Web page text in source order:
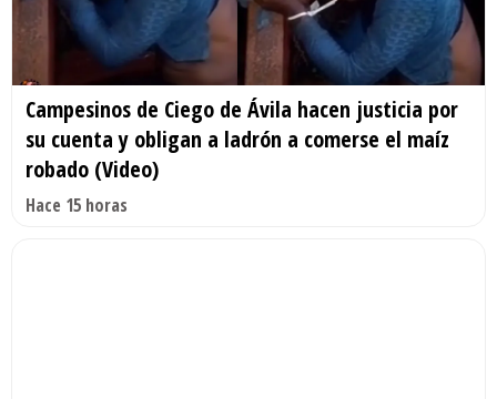
Campesinos de Ciego de Ávila hacen justicia por
su cuenta y obligan a ladrón a comerse el maíz
robado (Video)
Hace 15 horas